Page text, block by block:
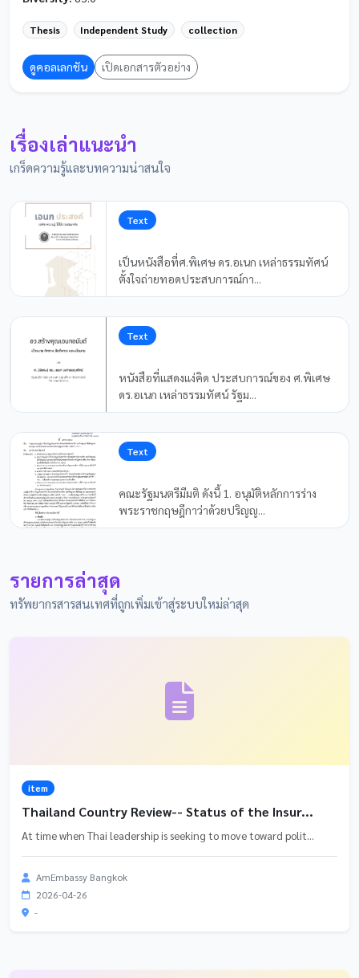
Thesis Independent Study collection
ดูคอลเลกชัน เปิดเอกสารตัวอย่าง
เรื่องเล่าแนะนำ
เกร็ดความรู้และบทความน่าสนใจ
Text
เป็นหนังสือที่ศ.พิเศษ ดร.อเนก เหล่าธรรมทัศน์
ตั้งใจถ่ายทอดประสบการณ์กา...
Text
หนังสือที่แสดงแง่คิด ประสบการณ์ของ ศ.พิเศษ
ดร.อเนก เหล่าธรรมทัศน์ รัฐม...
Text
คณะรัฐมนตรีมีมติ ดังนี้ 1. อนุมัติหลักการร่าง
พระราชกฤษฎีกาว่าด้วยปริญญ...
รายการล่าสุด
ทรัพยากรสารสนเทศที่ถูกเพิ่มเข้าสู่ระบบใหม่ล่าสุด
item
Thailand Country Review-- Status of the Insur...
At time when Thai leadership is seeking to move toward polit...
AmEmbassy Bangkok
2026-04-26
-